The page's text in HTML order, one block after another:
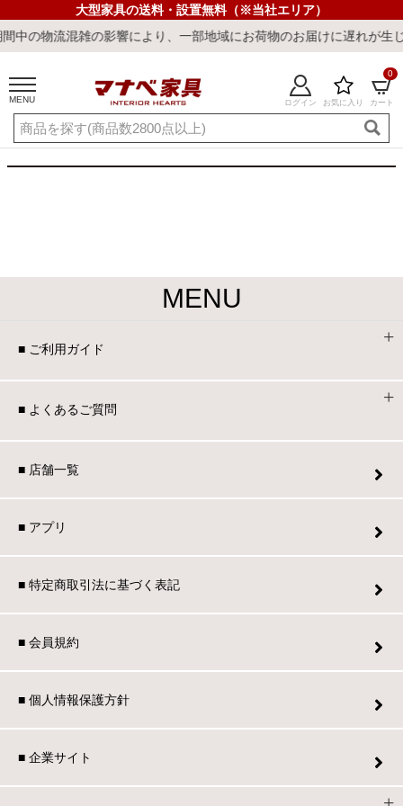
大型家具の送料・設置無料（※当社エリア）
の物流混雑の影響により、一部地域にお荷物のお届けに遅れが生
MENU ログイン お気に入り カート
0
ご利用ガイド 新規会員登録
店舗一覧 閲覧履歴
カテゴリから探す
ソファ
テレビ台・リビング家具
ダイニングテーブル・セット
椅子・チェア
MENU
■ ご利用ガイド
■ よくあるご質問
■ 店舗一覧
■ アプリ
■ 特定商取引法に基づく表記
■ 会員規約
■ 個人情報保護方針
■ 企業サイト